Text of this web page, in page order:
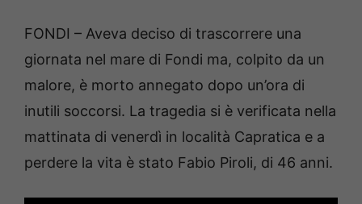
FONDI – Aveva deciso di trascorrere una
giornata nel mare di Fondi ma, colpito da un
malore, è morto annegato dopo un’ora di
inutili soccorsi. La tragedia si è verificata nella
mattinata di venerdì in località Capratica e a
perdere la vita è stato Fabio Piroli, di 46 anni.